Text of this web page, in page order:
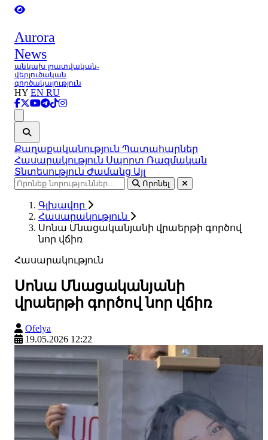
Aurora
News
անկախ լրատվական-
վերլուծական
գործակալություն
HY EN RU
Քաղաքականություն Պատահարներ
Հասարակություն Սպորտ Ռազմական
Տնտեսություն Ժամանց Այլ
Որոնել
Գլխավոր
Հասարակություն
Սոնա Մնացականյանի վրաերթի գործով
նոր վճիռ
Հասարակություն
Սոնա Մնացականյանի
վրաերթի գործով նոր վճիռ
Ofelya
19.05.2026 12:22